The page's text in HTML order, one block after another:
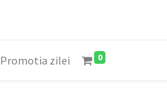
Promotia zilei 0